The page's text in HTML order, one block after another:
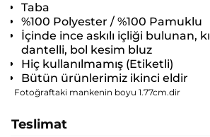
Taba
%100 Polyester / %100 Pamuklu
İçinde ince askılı içliği bulunan,
dantelli, bol kesim bluz
Hiç kullanılmamış (Etiketli)
Bütün ürünlerimiz ikinci eldir
Fotoğraftaki mankenin boyu 1.77cm.dir
Teslimat